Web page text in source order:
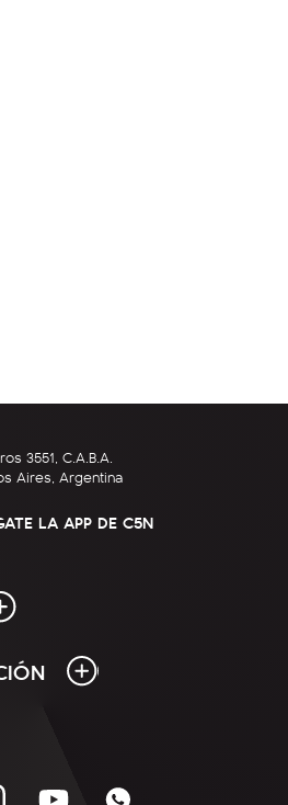
3551, C.A.B.A.
Aires, Argentina
LA APP DE C5N